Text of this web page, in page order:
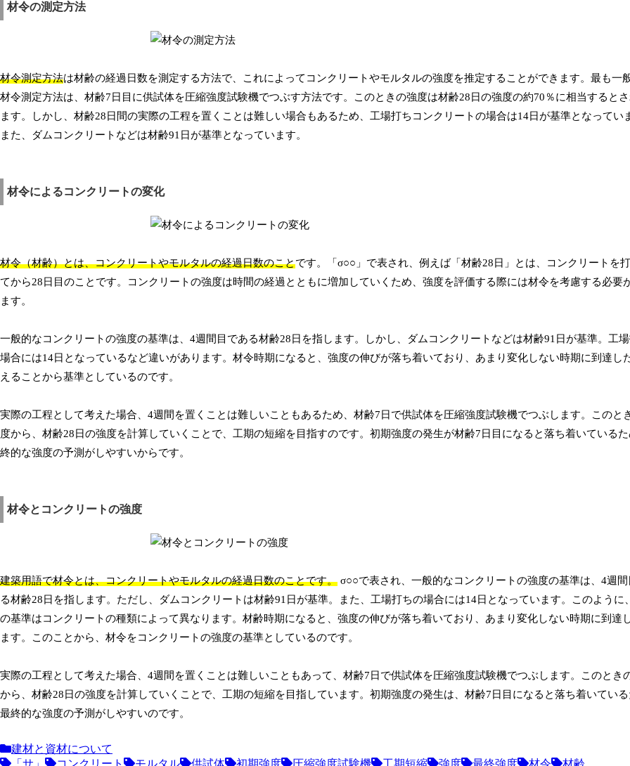
材令の測定方法
材令測定方法は材齢の経過日数を測定する方法で、これによってコンクリートやモルタルの強度を推定することができます。最も一
材令測定方法は、材齢7日目に供試体を圧縮強度試験機でつぶす方法です。このときの強度は材齢28日の強度の約70％に相当すると
ます。しかし、材齢28日間の実際の工程を置くことは難しい場合もあるため、工場打ちコンクリートの場合は14日が基準となってい
また、ダムコンクリートなどは材齢91日が基準となっています。
材令によるコンクリートの変化
材令（材齢）とは、コンクリートやモルタルの経過日数のことです。「σ○○」で表され、例えば「材齢28日」とは、コンクリートを
てから28日目のことです。コンクリートの強度は時間の経過とともに増加していくため、強度を評価する際には材令を考慮する必要
ます。
一般的なコンクリートの強度の基準は、4週間目である材齢28日を指します。しかし、ダムコンクリートなどは材齢91日が基準。工
場合には14日となっているなど違いがあります。材令時期になると、強度の伸びが落ち着いており、あまり変化しない時期に到達し
えることから基準としているのです。
実際の工程として考えた場合、4週間を置くことは難しいこともあるため、材齢7日で供試体を圧縮強度試験機でつぶします。このと
度から、材齢28日の強度を計算していくことで、工期の短縮を目指すのです。初期強度の発生が材齢7日目になると落ち着いている
終的な強度の予測がしやすいからです。
材令とコンクリートの強度
建築用語で材令とは、コンクリートやモルタルの経過日数のことです。 σ○○で表され、一般的なコンクリートの強度の基準は、4週間
る材齢28日を指します。ただし、ダムコンクリートは材齢91日が基準。また、工場打ちの場合には14日となっています。このように
の基準はコンクリートの種類によって異なります。材齢時期になると、強度の伸びが落ち着いており、あまり変化しない時期に到達
ます。このことから、材令をコンクリートの強度の基準としているのです。
実際の工程として考えた場合、4週間を置くことは難しいこともあって、材齢7日で供試体を圧縮強度試験機でつぶします。このとき
から、材齢28日の強度を計算していくことで、工期の短縮を目指しています。初期強度の発生は、材齢7日目になると落ち着いている
最終的な強度の予測がしやすいのです。
建材と資材について